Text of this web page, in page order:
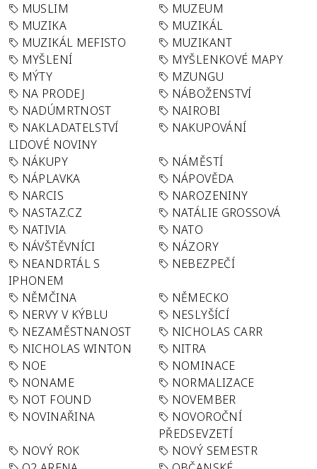
MUSLIM
MUZEUM
MUZIKA
MUZIKÁL
MUZIKÁL MEFISTO
MUZIKANT
MYŠLENÍ
MYŠLENKOVÉ MAPY
MÝTY
MZUNGU
NA PRODEJ
NÁBOŽENSTVÍ
NADÚMRTNOST
NAIROBI
NAKLADATELSTVÍ
LIDOVÉ NOVINY
NAKUPOVÁNÍ
NÁKUPY
NÁMĚSTÍ
NÁPLAVKA
NÁPOVĚDA
NARCIS
NAROZENINY
NASTAZ.CZ
NATÁLIE GROSSOVÁ
NATIVIA
NATO
NÁVŠTĚVNÍCI
NÁZORY
NEANDRTÁL S
IPHONEM
NEBEZPEČÍ
NĚMČINA
NĚMECKO
NERVY V KÝBLU
NESLYŠÍCÍ
NEZAMĚSTNANOST
NICHOLAS CARR
NICHOLAS WINTON
NITRA
NOE
NOMINACE
NONAME
NORMALIZACE
NOT FOUND
NOVEMBER
NOVINAŘINA
NOVOROČNÍ
PŘEDSEVZETÍ
NOVÝ ROK
NOVÝ SEMESTR